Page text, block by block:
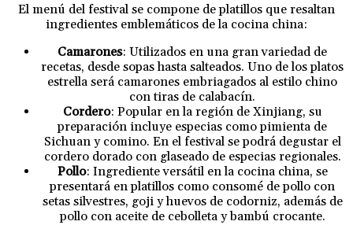
El menú del festival se compone de platillos que resaltan
ingredientes emblemáticos de la cocina china:
Camarones: Utilizados en una gran variedad de
recetas, desde sopas hasta salteados. Uno de los platos
estrella será camarones embriagados al estilo chino
con tiras de calabacín.
Cordero: Popular en la región de Xinjiang, su
preparación incluye especias como pimienta de
Sichuan y comino. En el festival se podrá degustar el
cordero dorado con glaseado de especias regionales.
Pollo: Ingrediente versátil en la cocina china, se
presentará en platillos como consomé de pollo con
setas silvestres, goji y huevos de codorniz, además de
pollo con aceite de cebolleta y bambú crocante.